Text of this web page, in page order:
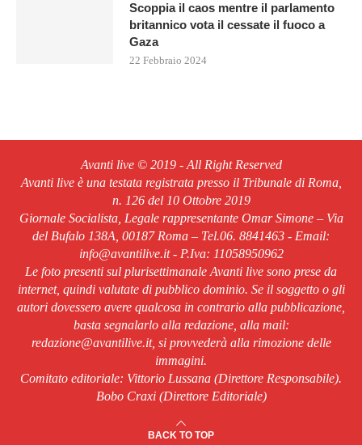
Scoppia il caos mentre il parlamento
britannico vota il cessate il fuoco a
Gaza
22 Febbraio 2024
Avanti live © 2019 - All Right Reserved
Avanti live è una testata registrata presso il Tribunale di Roma,
n. 126 del 10 Ottobre 2019
Giornale Socialista, Legale rappresentante Omar Simone – Via
del Bufalo 138A, 00187 Roma – Tel.06. 8841463 - Email:
info@avantilive.it - P.Iva: 11058950962
Le foto presenti sul plurisettimanale Avanti live sono prese da
internet, quindi valutate di pubblico dominio. Se il soggetto o gli
autori dovessero avere qualcosa in contrario alla pubblicazione,
basta segnalarlo alla redazione, alla mail:
redazione@avantilive.it, si provvederà alla rimozione delle
immagini.
Comitato editoriale: Vittorio Lussana (Direttore Responsabile).
Bobo Craxi (Direttore Editoriale)
BACK TO TOP